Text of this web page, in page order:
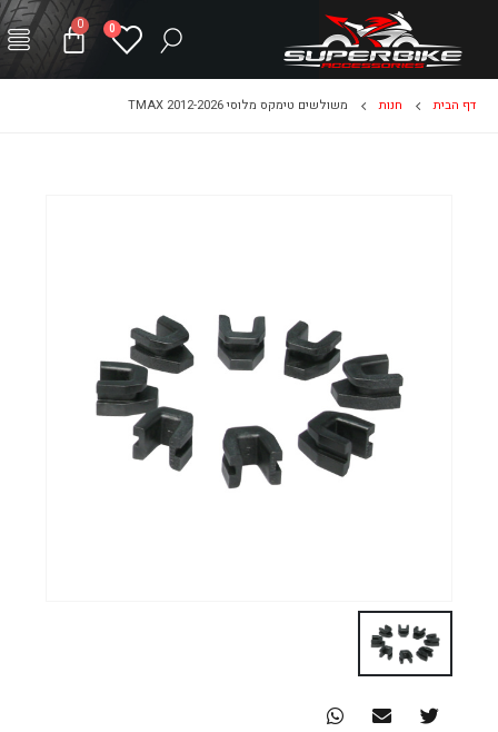
0
0
דף הבית חנות משולשים טימקס מלוסי TMAX 2012-2026